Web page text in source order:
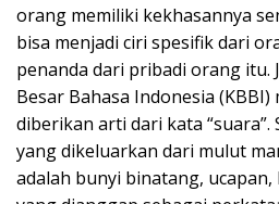
orang memiliki kekhasannya
bisa menjadi ciri spesifik dari
penanda dari pribadi orang itu.
Besar Bahasa Indonesia
diberikan arti dari kata “suara”.
yang dikeluarkan dari mulut
adalah bunyi binatang,